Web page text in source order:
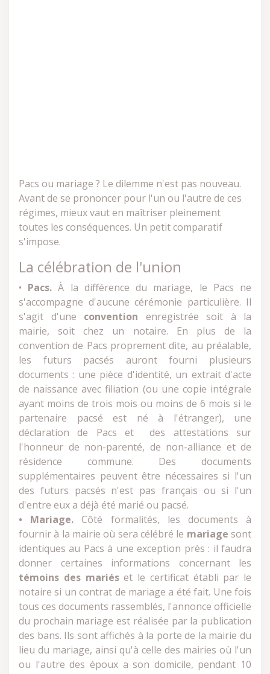
Pacs ou mariage ? Le dilemme n'est pas nouveau.
Avant de se prononcer pour l'un ou l'autre de ces
régimes, mieux vaut en maîtriser pleinement
toutes les conséquences. Un petit comparatif
s'impose.
La célébration de l'union
• Pacs. À la différence du mariage, le Pacs ne
s'accompagne d'aucune cérémonie particulière. Il
s'agit d'une convention enregistrée soit à la
mairie, soit chez un notaire. En plus de la
convention de Pacs proprement dite, au préalable,
les futurs pacsés auront fourni plusieurs
documents : une pièce d'identité, un extrait d'acte
de naissance avec filiation (ou une copie intégrale
ayant moins de trois mois ou moins de 6 mois si le
partenaire pacsé est né à l'étranger), une
déclaration de Pacs et des attestations sur
l'honneur de non-parenté, de non-alliance et de
résidence commune. Des documents
supplémentaires peuvent être nécessaires si l'un
des futurs pacsés n'est pas français ou si l'un
d'entre eux a déjà été marié ou pacsé.
• Mariage. Côté formalités, les documents à
fournir à la mairie où sera célébré le mariage sont
identiques au Pacs à une exception près : il faudra
donner certaines informations concernant les
témoins des mariéset le certificat établi par le
notaire si un contrat de mariage a été fait. Une fois
tous ces documents rassemblés, l'annonce officielle
du prochain mariage est réalisée par la publication
des bans. Ils sont affichés à la porte de la mairie du
lieu du mariage, ainsi qu'à celle des mairies où l'un
ou l'autre des époux a son domicile, pendant 10